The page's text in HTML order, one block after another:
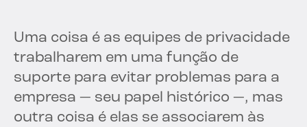
Uma coisa é as equipes de privacidade
trabalharem em uma função de
suporte para evitar problemas para a
empresa — seu papel histórico —, mas
outra coisa é elas se associarem às